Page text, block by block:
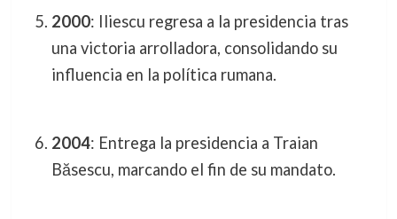
2000: Iliescu regresa a la presidencia tras
una victoria arrolladora, consolidando su
influencia en la política rumana.
2004: Entrega la presidencia a Traian
Băsescu, marcando el fin de su mandato.